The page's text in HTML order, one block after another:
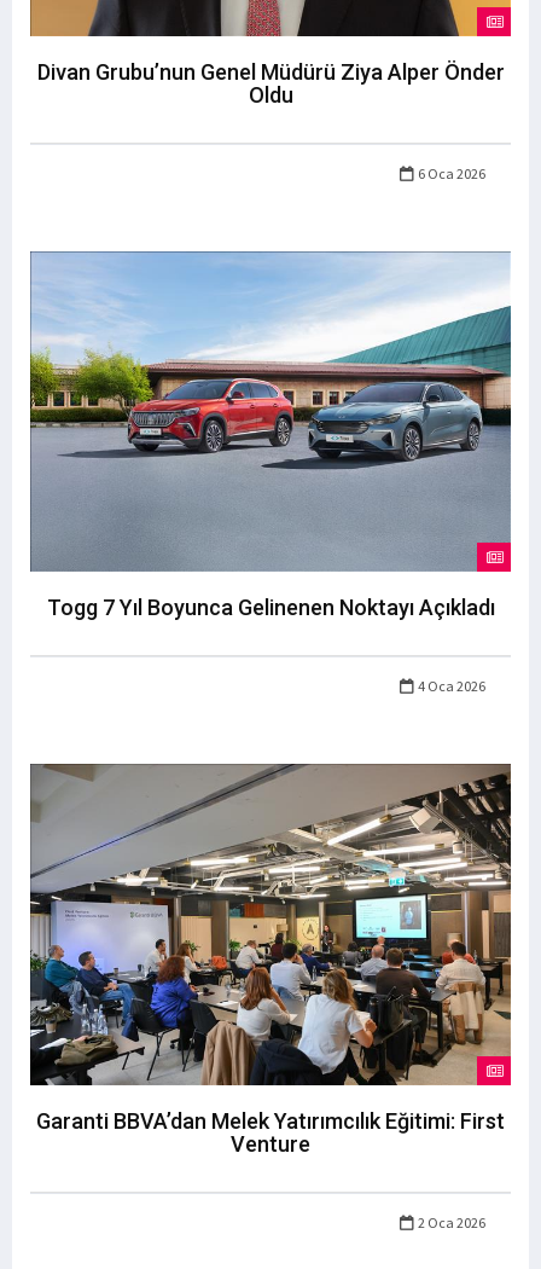
Divan Grubu’nun Genel Müdürü Ziya Alper Önder
Oldu
6 Oca 2026
Togg 7 Yıl Boyunca Gelinenen Noktayı Açıkladı
4 Oca 2026
Garanti BBVA’dan Melek Yatırımcılık Eğitimi: First
Venture
2 Oca 2026